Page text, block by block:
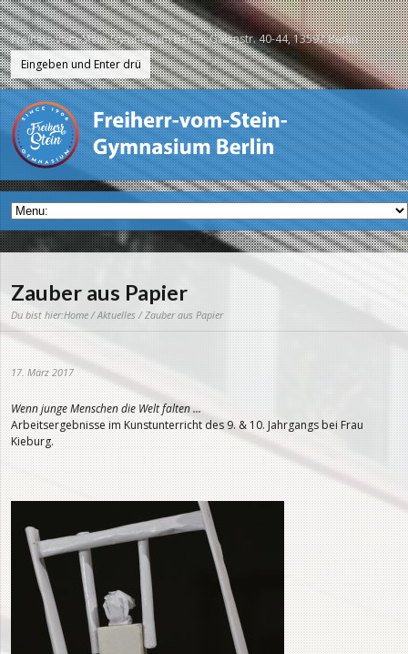
Freiherr-vom-Stein-Gymnasium Berlin, Galenstr. 40-44, 13597 Berlin
Zauber aus Papier
Du bist hier:Home/Aktuelles / Zauber aus Papier
17. März 2017
Wenn junge Menschen die Welt falten …
Arbeitsergebnisse im Kunstunterricht des 9. & 10. Jahrgangs bei Frau
Kieburg.